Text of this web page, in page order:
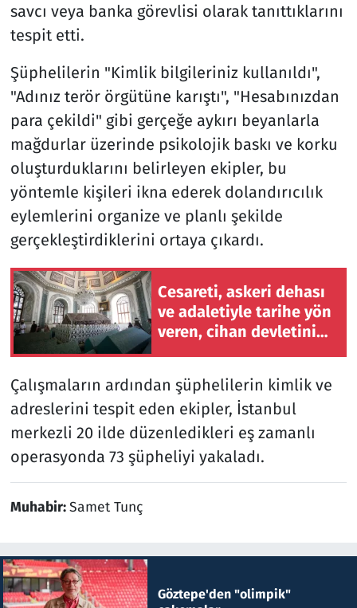
savcı veya banka görevlisi olarak tanıttıklarını
tespit etti.
Şüphelilerin "Kimlik bilgileriniz kullanıldı",
"Adınız terör örgütüne karıştı", "Hesabınızdan
para çekildi" gibi gerçeğe aykırı beyanlarla
mağdurlar üzerinde psikolojik baskı ve korku
oluşturduklarını belirleyen ekipler, bu
yöntemle kişileri ikna ederek dolandırıcılık
eylemlerini organize ve planlı şekilde
gerçekleştirdiklerini ortaya çıkardı.
Cesareti, askeri dehası
ve adaletiyle tarihe yön
veren, cihan devletinin
Çalışmaların ardından şüphelilerin kimlik ve
adreslerini tespit eden ekipler, İstanbul
merkezli 20 ilde düzenledikleri eş zamanlı
operasyonda 73 şüpheliyi yakaladı.
Muhabir:Samet Tunç
Göztepe'den "olimpik"